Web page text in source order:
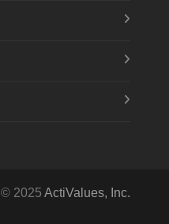
© 2025 ActiValues, Inc.